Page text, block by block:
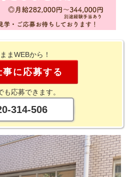
まWEBから！
事に応募する
も応募できます。
314-506